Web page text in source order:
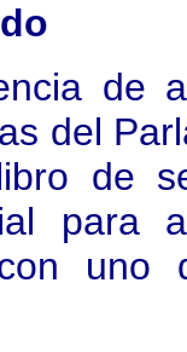
de
del
de
para
uno